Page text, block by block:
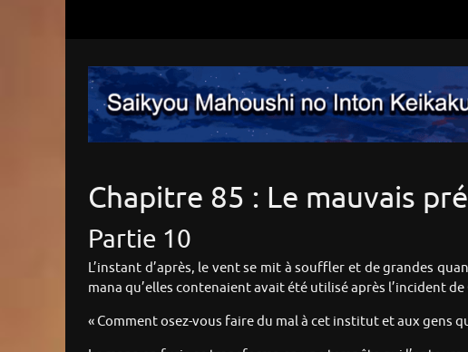
Chapitre 85 : Le mauvais
Partie 10
L’instant d’après, le vent se mit à souffler et de grandes
mana qu’elles contenaient avait été utilisé après l’incident
« Comment osez-vous faire du mal à cet institut et aux gens